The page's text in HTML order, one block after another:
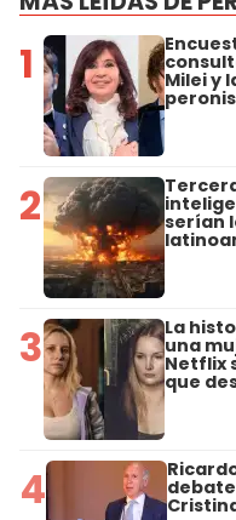
1 Milei y
2 serían
3 La
una
Netflix
que
4